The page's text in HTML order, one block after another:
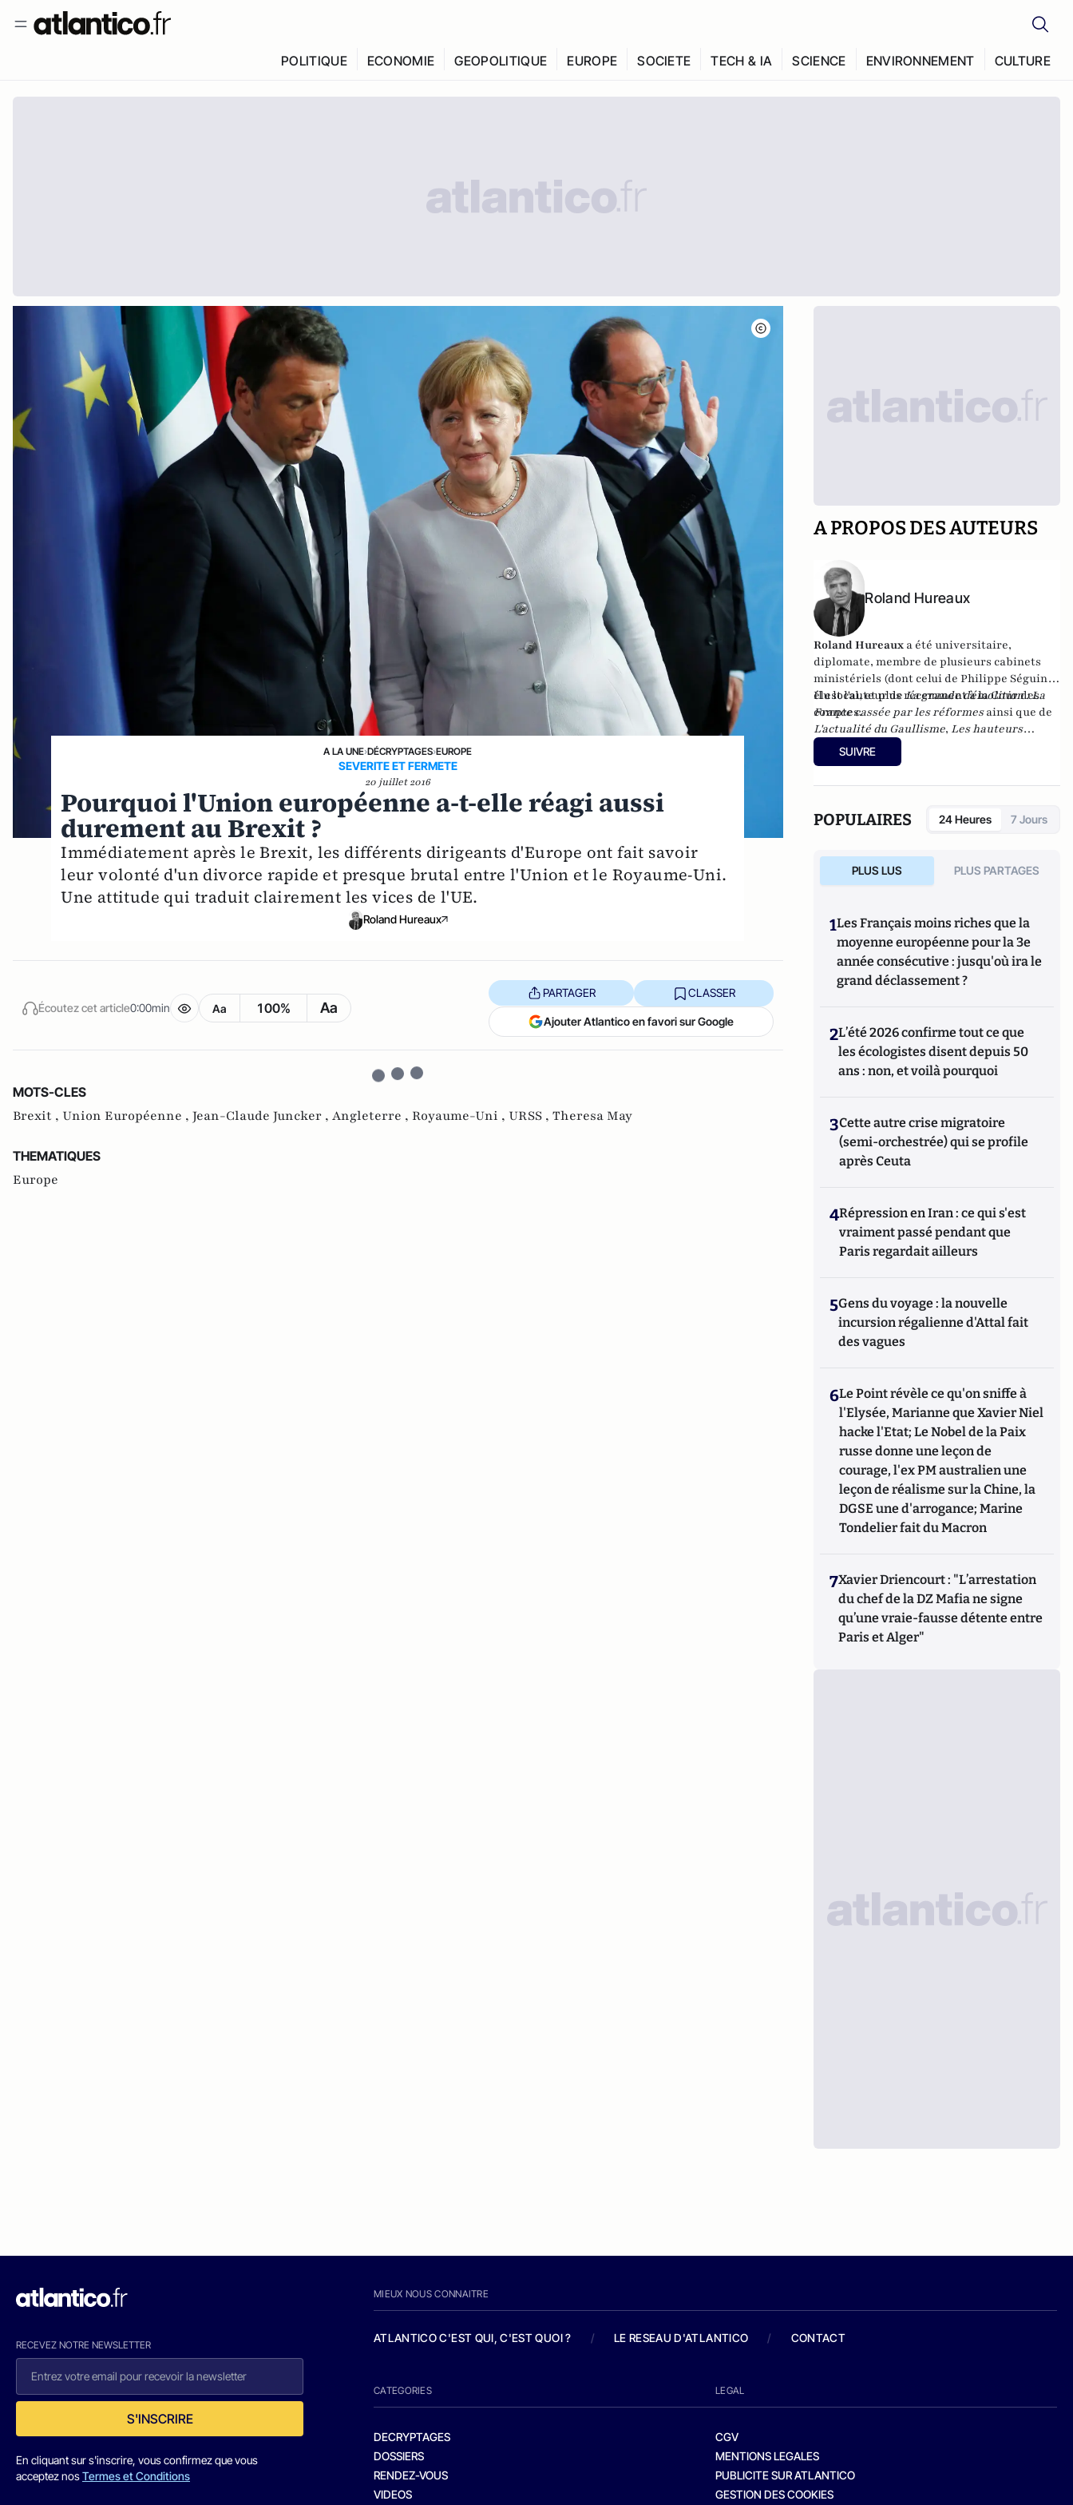
POLITIQUE ECONOMIE GEOPOLITIQUE EUROPE SOCIETE TECH & IA SCIENCE ENVIRONNEMENT CULTURE
A LA UNE›DÉCRYPTAGES›EUROPE
SEVERITE ET FERMETE
20 juillet 2016
Pourquoi l'Union européenne a-t-elle réagi aussi
durement au Brexit ?
Immédiatement après le Brexit, les différents dirigeants d'Europe ont fait savoir
leur volonté d'un divorce rapide et presque brutal entre l'Union et le Royaume-Uni.
Une attitude qui traduit clairement les vices de l'UE.
Roland Hureaux
Écoutez cet article0:00min Aa 100% Aa
PARTAGER CLASSER
Ajouter Atlantico en favori sur Google
MOTS-CLES
Brexit , Union Européenne , Jean-Claude Juncker , Angleterre , Royaume-Uni , URSS , Theresa May
THEMATIQUES
Europe
A PROPOS DES AUTEURS
Roland Hureaux
Roland Hureaux a été universitaire,
diplomate, membre de plusieurs cabinets
ministériels (dont celui de Philippe Séguin),
élu local, et plus récemment à la Cour des
comptes.
Il est l'auteur deLa grande démolition : La
France cassée par les réformesainsi que de
L'actualité du Gaullisme, Les hauteurs
béantes de l'Europe
Gnose et gnostiques des origines à nos jours
SUIVRE
POPULAIRES 24 Heures 7 Jours
PLUS LUS PLUS PARTAGES
1Les Français moins riches que la
moyenne européenne pour la 3e
année consécutive : jusqu'où ira le
grand déclassement ?
2L’été 2026 confirme tout ce que
les écologistes disent depuis 50
ans : non, et voilà pourquoi
3Cette autre crise migratoire
(semi-orchestrée) qui se profile
après Ceuta
4Répression en Iran : ce qui s'est
vraiment passé pendant que
Paris regardait ailleurs
5Gens du voyage : la nouvelle
incursion régalienne d'Attal fait
des vagues
6Le Point révèle ce qu'on sniffe à
l'Elysée, Marianne que Xavier Niel
hacke l'Etat; Le Nobel de la Paix
russe donne une leçon de
courage, l'ex PM australien une
leçon de réalisme sur la Chine, la
DGSE une d'arrogance; Marine
Tondelier fait du Macron
7Xavier Driencourt : "L’arrestation
du chef de la DZ Mafia ne signe
qu’une vraie-fausse détente entre
Paris et Alger"
RECEVEZ NOTRE NEWSLETTER
S'INSCRIRE
En cliquant sur s'inscrire, vous confirmez que vous
acceptez nosTermes et Conditions
MIEUX NOUS CONNAITRE
ATLANTICO C'EST QUI, C'EST QUOI ? / LE RESEAU D'ATLANTICO / CONTACT
CATEGORIES
DECRYPTAGES
DOSSIERS
RENDEZ-VOUS
VIDEOS
LEGAL
CGV
MENTIONS LEGALES
PUBLICITE SUR ATLANTICO
GESTION DES COOKIES